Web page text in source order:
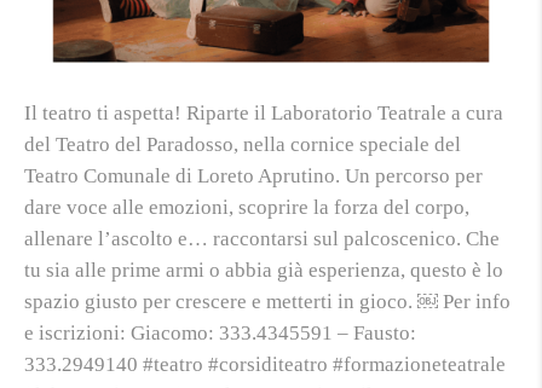
Il teatro ti aspetta! Riparte il Laboratorio Teatrale a cura
del Teatro del Paradosso, nella cornice speciale del
Teatro Comunale di Loreto Aprutino. Un percorso per
dare voce alle emozioni, scoprire la forza del corpo,
allenare l’ascolto e… raccontarsi sul palcoscenico. Che
tu sia alle prime armi o abbia già esperienza, questo è lo
spazio giusto per crescere e metterti in gioco. ￼ Per info
e iscrizioni: Giacomo: 333.4345591 – Fausto:
333.2949140 #teatro #corsiditeatro #formazioneteatrale